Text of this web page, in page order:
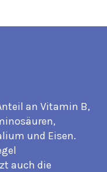
an Vitamin B,
und Eisen.
auch die